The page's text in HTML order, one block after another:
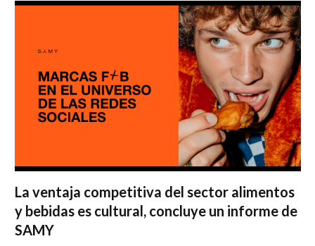
La ventaja competitiva del sector alimentos
y bebidas es cultural, concluye un informe de
SAMY